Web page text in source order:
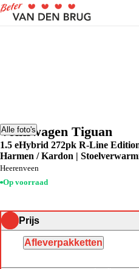
Alle foto's
Volkswagen Tiguan
1.5 eHybrid 272pk R-Line
Harmen / Kardon |
Heerenveen
Op voorraad
Prijs
Afleverpakketten